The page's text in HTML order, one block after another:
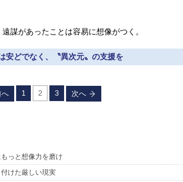
謀があったことは容易に想像がつく。
安どでなく、〝異次元〟の支援を
へ 1 2 3 次へ
っと想像力を磨け
けた厳しい現実